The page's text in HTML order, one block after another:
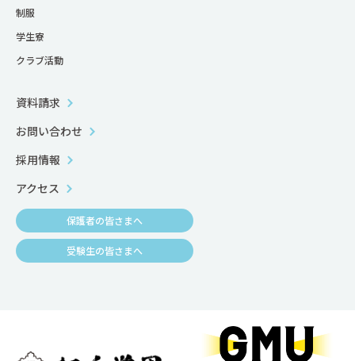
制服
学生寮
クラブ活動
資料請求
お問い合わせ
採用情報
アクセス
保護者の皆さまへ
受験生の皆さまへ